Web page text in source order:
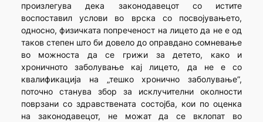
произлегува дека законодавецот со истите
воспоставил услови во врска со посвојувањето,
односно, физичката попреченост на лицето да не е од
таков степен што би довело до оправдано сомневање
во можноста да се грижи за детето, како и
хроничното заболување кај лицето, да не е со
квалификација на „тешко хронично заболување”,
поточно станува збор за исклучителни околности
поврзани со здравствената состојба, кои по оценка
на законодавецот, не можат да се вклопат во